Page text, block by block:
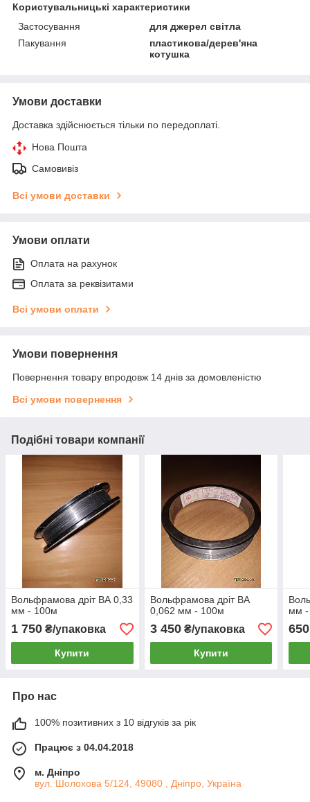
Користувальницькі характеристики
Застосування
для джерел світла
Пакування
пластикова/дерев'яна
котушка
Умови доставки
Доставка здійснюється тільки по передоплаті.
Нова Пошта
Самовивіз
Всі умови доставки
Умови оплати
Оплата на рахунок
Оплата за реквізитами
Всі умови оплати
Умови повернення
Повернення товару впродовж 14 днів за домовленістю
Всі умови повернення
Подібні товари компанії
Вольфрамова дріт ВА 0,33
мм - 100м
1 750 ₴/упаковка
Купити
Вольфрамова дріт ВА
0,062 мм - 100м
3 450₴/упаковка
Купити
мм
650
Про нас
100% позитивних з 10 відгуків за рік
Працює з 04.04.2018
м. Дніпро
вул. Шолохова 5/124, 49080 , Дніпро, Україна